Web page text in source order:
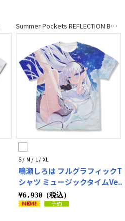
Summer Pockets REFLECTION BLUE
S / M / L / XL
鳴瀬しろは フルグラフィックT
シャツ ミュージックタイムVe..
¥6,930（税込）